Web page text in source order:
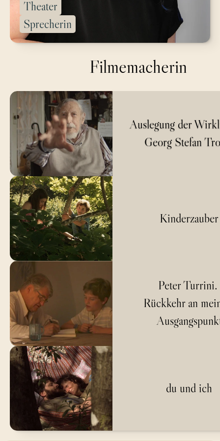
Auslegung der Wirklichkeit -
Georg Stefan Troller
Peter Turrini.
du und ich
Filmemacherin
Auslegung der
Georg Stefan
Kinderzauber
Peter Turrini.
Rückkehr an
du und ich
Theater
Sprecherin